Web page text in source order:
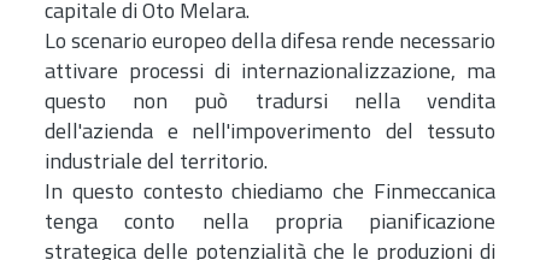
capitale di Oto Melara.
Lo scenario europeo della difesa rende necessario
attivare processi di internazionalizzazione, ma
questo non può tradursi nella vendita
dell'azienda e nell'impoverimento del tessuto
industriale del territorio.
In questo contesto chiediamo che Finmeccanica
tenga conto nella propria pianificazione
strategica delle potenzialità che le produzioni di